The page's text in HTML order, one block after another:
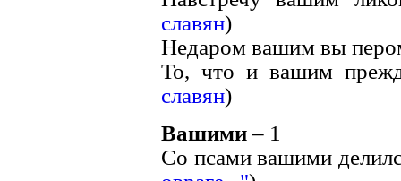
славян)
Недаром вашим вы
То, что и вашим
славян)
Вашими– 1
Со псами вашими